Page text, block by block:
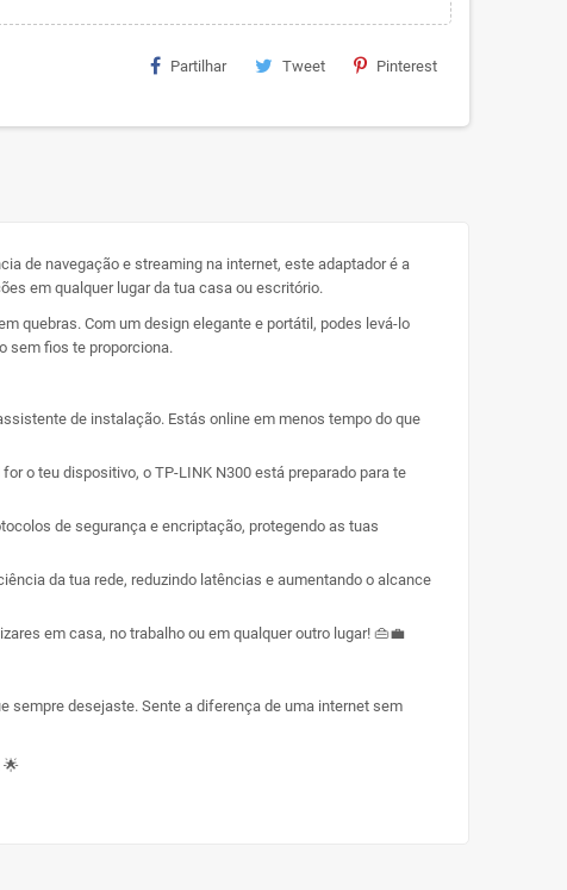
Partilhar Tweet Pinterest
de navegação e streaming na internet, este adaptador é a
em qualquer lugar da tua casa ou escritório.
quebras. Com um design elegante e portátil, podes levá-lo
sem fios te proporciona.
de instalação. Estás online em menos tempo do que
o teu dispositivo, o TP-LINK N300 está preparado para te
de segurança e encriptação, protegendo as tuas
da tua rede, reduzindo latências e aumentando o alcance
em casa, no trabalho ou em qualquer outro lugar! 👜💼
sempre desejaste. Sente a diferença de uma internet sem
🌟